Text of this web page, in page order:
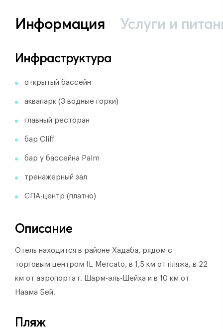
Информация Услуги и
Инфраструктура
открытый бассейн
аквапарк (3 водные горки)
главный ресторан
бар Cliff
бар у бассейна Palm
тренажерный зал
СПА-центр (платно)
Описание
Отель находится в районе Хадаба, рядом с
торговым центром IL Mercato, в 1,5 км от пляжа, в 22
км от аэропорта г. Шарм-эль-Шейха и в 10 км от
Наама Бей.
Пляж